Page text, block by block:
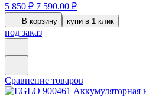
5 850 ₽ 7 590.00 ₽
В корзину купи в 1 клик
под заказ
Сравнение товаров